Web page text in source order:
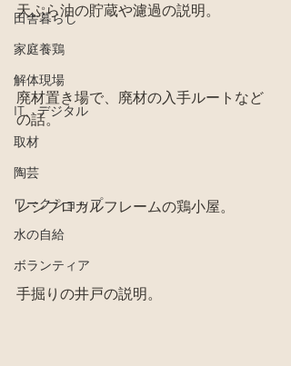
田舎暮らし
家庭養鶏
解体現場
IT、デジタル
取材
陶芸
ワークショップ
水の自給
ボランティア
天ぷら油の貯蔵や濾過の説明。
廃材置き場で、廃材の入手ルートなど
の話。
レシプロカルフレームの鶏小屋。
手掘りの井戸の説明。